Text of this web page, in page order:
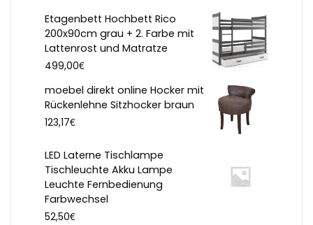
Etagenbett Hochbett Rico
200x90cm grau + 2. Farbe mit
Lattenrost und Matratze
499,00€
moebel direkt online Hocker mit
Rückenlehne Sitzhocker braun
123,17€
LED Laterne Tischlampe
Tischleuchte Akku Lampe
Leuchte Fernbedienung
Farbwechsel
52,50€